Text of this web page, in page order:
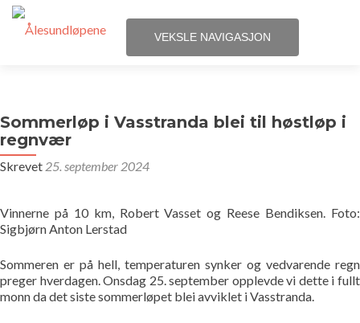
VEKSLE NAVIGASJON
Løpene
Terminliste
Statistikk
Sommerløp i Vasstranda blei til høstløp i
regnvær
Skrevet 25. september 2024
Vinnerne på 10 km, Robert Vasset og Reese Bendiksen. Foto:
Sigbjørn Anton Lerstad
Sommeren er på hell, temperaturen synker og vedvarende regn
preger hverdagen. Onsdag 25. september opplevde vi dette i fullt
monn da det siste sommerløpet blei avviklet i Vasstranda.